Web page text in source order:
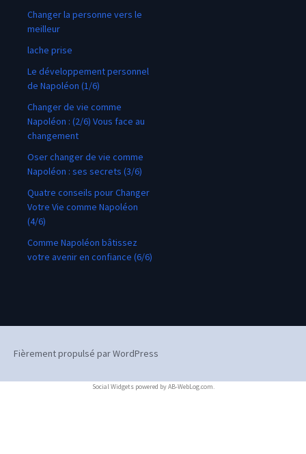
Changer la personne vers le
meilleur
lache prise
Le développement personnel
de Napoléon (1/6)
Changer de vie comme
Napoléon : (2/6) Vous face au
changement
Oser changer de vie comme
Napoléon : ses secrets (3/6)
Quatre conseils pour Changer
Votre Vie comme Napoléon
(4/6)
Comme Napoléon bâtissez
votre avenir en confiance (6/6)
Fièrement propulsé par WordPress
Social Widgetspowered byAB-WebLog.com.